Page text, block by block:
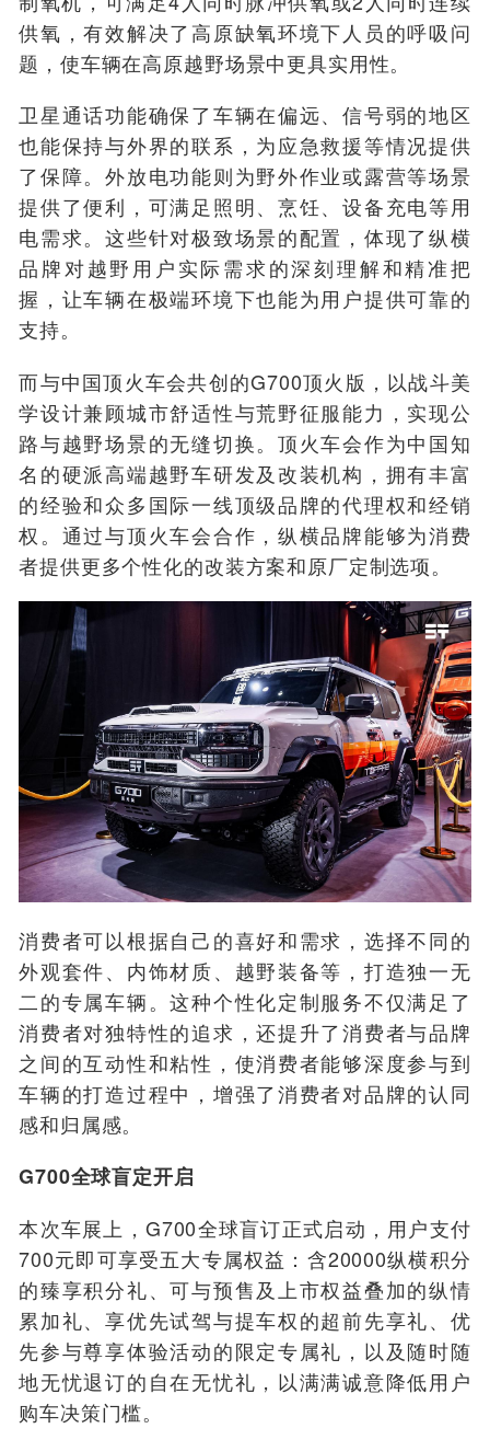
供氧，有效解决了高原缺氧环境下人员的呼吸问
题，使车辆在高原越野场景中更具实用性。
卫星通话功能确保了车辆在偏远、信号弱的地区
也能保持与外界的联系，为应急救援等情况提供
了保障。外放电功能则为野外作业或露营等场景
提供了便利，可满足照明、烹饪、设备充电等用
电需求。这些针对极致场景的配置，体现了纵横
品牌对越野用户实际需求的深刻理解和精准把
握，让车辆在极端环境下也能为用户提供可靠的
支持。
而与中国顶火车会共创的G700顶火版，以战斗美
学设计兼顾城市舒适性与荒野征服能力，实现公
路与越野场景的无缝切换。顶火车会作为中国知
名的硬派高端越野车研发及改装机构，拥有丰富
的经验和众多国际一线顶级品牌的代理权和经销
权。通过与顶火车会合作，纵横品牌能够为消费
者提供更多个性化的改装方案和原厂定制选项。
消费者可以根据自己的喜好和需求，选择不同的
外观套件、内饰材质、越野装备等，打造独一无
二的专属车辆。这种个性化定制服务不仅满足了
消费者对独特性的追求，还提升了消费者与品牌
之间的互动性和粘性，使消费者能够深度参与到
车辆的打造过程中，增强了消费者对品牌的认同
感和归属感。
G700全球盲定开启
本次车展上，G700全球盲订正式启动，用户支付
700元即可享受五大专属权益：含20000纵横积分
的臻享积分礼、可与预售及上市权益叠加的纵情
累加礼、享优先试驾与提车权的超前先享礼、优
先参与尊享体验活动的限定专属礼，以及随时随
地无忧退订的自在无忧礼，以满满诚意降低用户
购车决策门槛。